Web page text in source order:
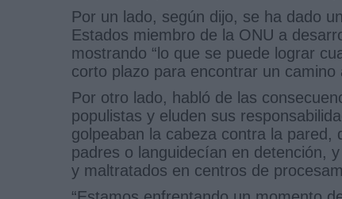
Por un lado, según dijo, se ha dado
Estados miembro de la ONU a
mostrando “lo que se puede lograr
corto plazo para encontrar un camino
Por otro lado, habló de las
populistas y eluden sus
golpeaban la cabeza contra la
padres o languidecían en detención,
y maltratados en centros de